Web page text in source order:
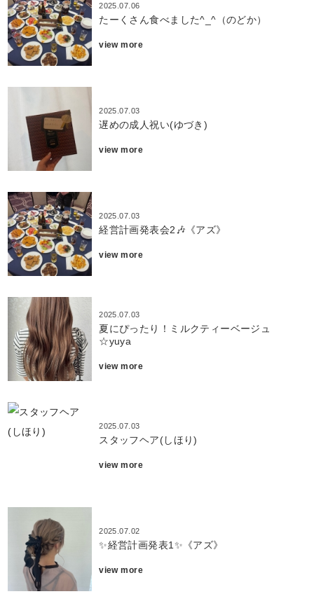
2025.07.06
たーくさん食べました^_^（のどか）
view more
2025.07.03
遅めの成人祝い(ゆづき)
view more
2025.07.03
経営計画発表会2🎶《アズ》
view more
2025.07.03
夏にぴったり！ミルクティーベージュ
☆yuya
view more
2025.07.03
スタッフヘア(しほり)
view more
2025.07.02
✨経営計画発表1✨《アズ》
view more